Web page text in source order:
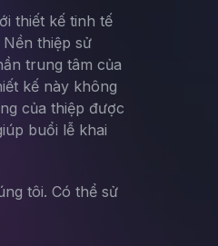
thiết kế tinh tế
thiệp sử
trung tâm của
kế này không
của thiệp được
buổi lễ khai
tôi. Có thể sử